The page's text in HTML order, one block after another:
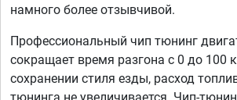
намного более отзывчивой.
Профессиональный чип тюнинг
сокращает время разгона с 0 до 100
сохранении стиля езды, расход